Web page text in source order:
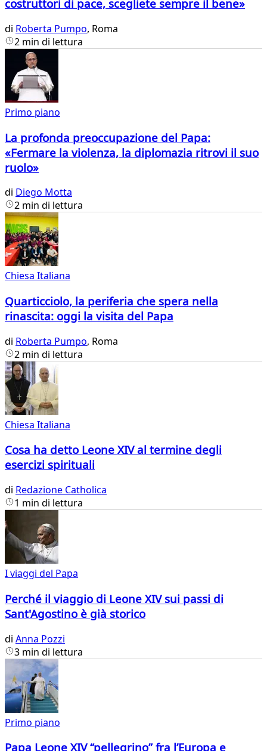
costruttori di pace, scegliete sempre il bene»
di Roberta Pumpo, Roma
2 min di lettura
Primo piano
La profonda preoccupazione del Papa:
«Fermare la violenza, la diplomazia ritrovi il suo
ruolo»
di Diego Motta
2 min di lettura
Chiesa Italiana
Quarticciolo, la periferia che spera nella
rinascita: oggi la visita del Papa
di Roberta Pumpo, Roma
2 min di lettura
Chiesa Italiana
Cosa ha detto Leone XIV al termine degli
esercizi spirituali
di Redazione Catholica
1 min di lettura
I viaggi del Papa
Perché il viaggio di Leone XIV sui passi di
Sant'Agostino è già storico
di Anna Pozzi
3 min di lettura
Primo piano
Papa Leone XIV “pellegrino” fra l’Europa e